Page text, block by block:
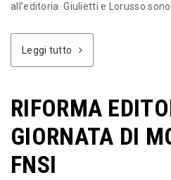
all’editoria. Giulietti e Lorusso
Leggi tutto
RIFORMA
GIORNATA DI
FNSI